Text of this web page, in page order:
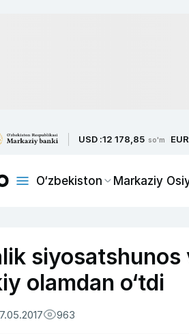
USD :12 178,85 so'm
O‘zbekiston Markaziy
olamdan o‘tdi
963